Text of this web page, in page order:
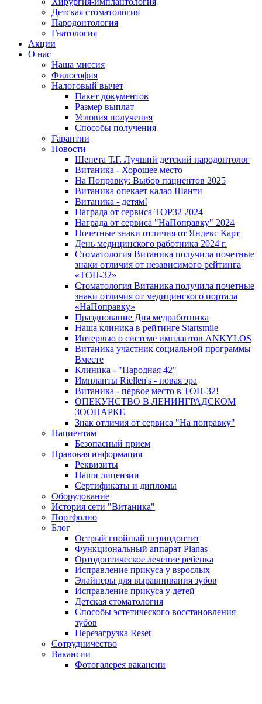
Детская стоматология
Пародонтология
Гнатология
Акции
О нас
Наша миссия
Философия
Налоговый вычет
Пакет документов
Размер выплат
Условия получения
Способы получения
Гарантии
Новости
Шепета Т.Г. Лучший детский пародонтолог
Витаника - Хорошее место
На Поправку: Выбор пациентов 2025
Витаника опекает калао Шанти
Витаника - детям!
Награда от сервиса TOP32 2024
Награда от сервиса "НаПоправку" 2024
Почетные знаки отличия от Яндекс Карт
День медицинского работника 2024 г.
Стоматология Витаника получила почетные
знаки отличия от независимого рейтинга
«ТОП-32»
Стоматология Витаника получила почетные
знаки отличия от медицинского портала
«НаПоправку»
Празднование Дня медработника
Наша клиника в рейтинге Startsmile
Интервью о системе имплантов ANKYLOS
Витаника участник социальной программы
Вместе
Клиника - "Народная 42"
Импланты Riellen's - новая эра
Витаника - первое место в ТОП-32!
ОПЕКУНСТВО В ЛЕНИНГРАДСКОМ
ЗООПАРКЕ
Знак отличия от сервиса "На поправку"
Пациентам
Безопасный прием
Правовая информация
Реквизиты
Наши лицензии
Сертификаты и дипломы
Оборудование
История сети "Витаника"
Портфолио
Блог
Острый гнойный периодонтит
Функциональный аппарат Planas
Ортодонтическое лечение ребенка
Исправление прикуса у взрослых
Элайнеры для выравнивания зубов
Исправление прикуса у детей
Детская стоматология
Способы эстетического восстановления
зубов
Перезагрузка Reset
Сотрудничество
Вакансии
Фотогалерея вакансии